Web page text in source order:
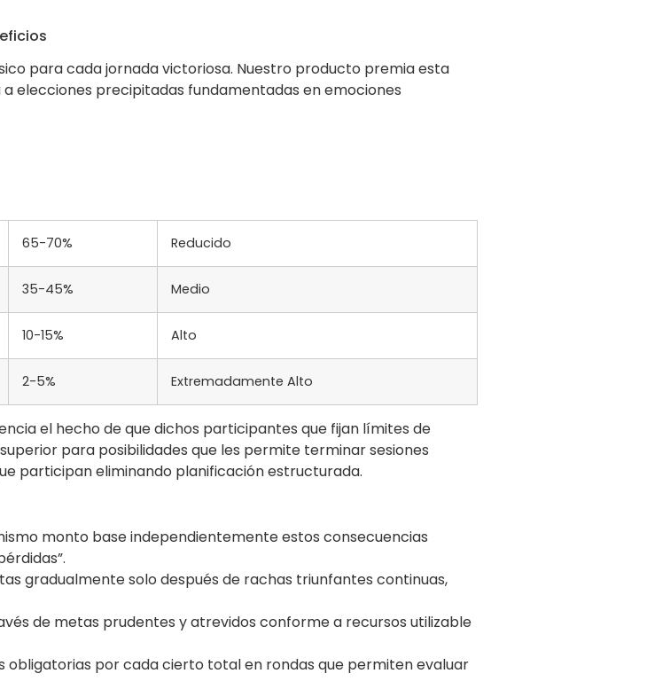
para cada jornada victoriosa. Nuestro producto premia esta
elecciones precipitadas fundamentadas en emociones
65-70% Reducido
35-45% Medio
10-15% Alto
2-5% Extremadamente Alto
el hecho de que dichos participantes que fijan límites de
para posibilidades que les permite terminar sesiones
participan eliminando planificación estructurada.
monto base independientemente estos consecuencias
gradualmente solo después de rachas triunfantes continuas,
de metas prudentes y atrevidos conforme a recursos utilizable
obligatorias por cada cierto total en rondas que permiten evaluar